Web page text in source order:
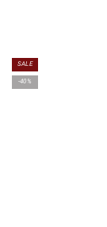
SALE
-40%